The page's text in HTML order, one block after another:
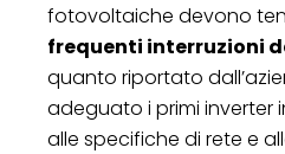
fotovoltaiche devono
frequenti interruzioni
quanto riportato
adeguato i primi inverter
alle specifiche di rete e